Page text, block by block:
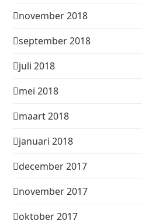
november 2018
september 2018
juli 2018
mei 2018
maart 2018
januari 2018
december 2017
november 2017
oktober 2017